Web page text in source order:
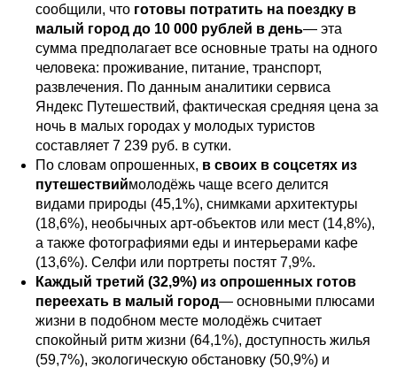
сообщили, что готовы потратить на поездку в
малый город до 10 000 рублей в день— эта
сумма предполагает все основные траты на одного
человека: проживание, питание, транспорт,
развлечения. По данным аналитики сервиса
Яндекс Путешествий, фактическая средняя цена за
ночь в малых городах у молодых туристов
составляет 7 239 руб. в сутки.
По словам опрошенных, в своих в соцсетях из
путешествиймолодёжь чаще всего делится
видами природы (45,1%), снимками архитектуры
(18,6%), необычных арт-объектов или мест (14,8%),
а также фотографиями еды и интерьерами кафе
(13,6%). Селфи или портреты постят 7,9%.
Каждый третий (32,9%) из опрошенных готов
переехать в малый город— основными плюсами
жизни в подобном месте молодёжь считает
спокойный ритм жизни (64,1%), доступность жилья
(59,7%), экологическую обстановку (50,9%) и